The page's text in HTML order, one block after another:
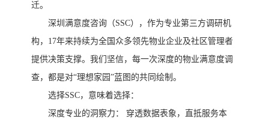
迁。
深圳满意度咨询（SSC），作为专业第三方调研机
构，17年来持续为全国众多领先物业企业及社区管理者
提供决策支撑。我们坚信，每一次深度的物业满意度调
查，都是对“理想家园”蓝图的共同绘制。
选择SSC，意味着选择：
深度专业的洞察力：
穿透数据表象，直抵服务本